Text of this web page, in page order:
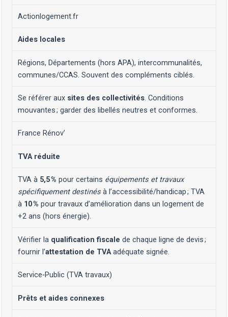
Actionlogement.fr
Aides locales
Régions, Départements (hors APA), intercommunalités,
communes/CCAS. Souvent des compléments ciblés.
Se référer aux sites des collectivités. Conditions
mouvantes ; garder des libellés neutres et conformes.
France Rénov’
TVA réduite
TVA à 5,5 % pour certains équipements et travaux
spécifiquement destinés à l’accessibilité/handicap ; TVA
à 10 % pour travaux d’amélioration dans un logement de
+2 ans (hors énergie).
Vérifier la qualification fiscale de chaque ligne de devis ;
fournir l’attestation de TVAadéquate signée.
Service‑Public (TVA travaux)
Prêts et aides connexes